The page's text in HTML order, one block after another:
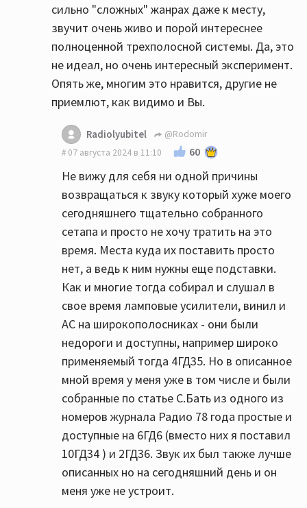
сильно "сложных" жанрах даже к месту,
звучит очень живо и порой интереснее
полноценной трехполосной системы. Да, это
не идеал, но очень интересный эксперимент.
Опять же, многим это нравится, другие не
приемлют, как видимо и Вы.
Radiolyubitel
@Rodomir
07 августа 2024 в 11:10
60
Не вижу для себя ни одной причины
возвращаться к звуку который хуже моего
сегодняшнего тщательно собранного
сетапа и просто не хочу тратить на это
время. Места куда их поставить просто
нет, а ведь к ним нужны еще подставки.
Как и многие тогда собирал и слушал в
свое время ламповые усилители, винил и
АС на широкополосниках - они были
недороги и доступны, например широко
применяемый тогда 4ГД35. Но в описанное
мной время у меня уже в том числе и были
собранные по статье С.Бать из одного из
номеров журнала Радио 78 года простые и
доступные на 6ГД6 (вместо них я поставил
10ГД34 ) и 2ГД36. Звук их был также лучше
описанных но на сегодняшний день и он
меня уже не устроит.